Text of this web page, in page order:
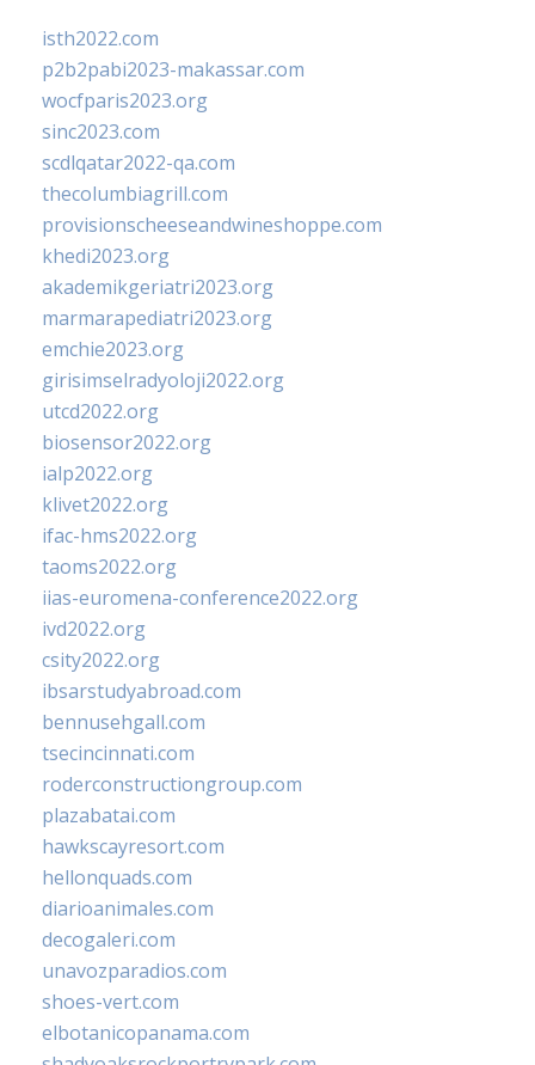
isth2022.com
p2b2pabi2023-makassar.com
wocfparis2023.org
sinc2023.com
scdlqatar2022-qa.com
thecolumbiagrill.com
provisionscheeseandwineshoppe.com
khedi2023.org
akademikgeriatri2023.org
marmarapediatri2023.org
emchie2023.org
girisimselradyoloji2022.org
utcd2022.org
biosensor2022.org
ialp2022.org
klivet2022.org
ifac-hms2022.org
taoms2022.org
iias-euromena-conference2022.org
ivd2022.org
csity2022.org
ibsarstudyabroad.com
bennusehgall.com
tsecincinnati.com
roderconstructiongroup.com
plazabatai.com
hawkscayresort.com
hellonquads.com
diarioanimales.com
decogaleri.com
unavozparadios.com
shoes-vert.com
elbotanicopanama.com